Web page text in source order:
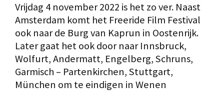
Vrijdag 4 november 2022 is het zo ver. Naast
Amsterdam komt het Freeride Film Festival
ook naar de Burg van Kaprun in Oostenrijk.
Later gaat het ook door naar Innsbruck,
Wolfurt, Andermatt, Engelberg, Schruns,
Garmisch – Partenkirchen, Stuttgart,
München om te eindigen in Wenen